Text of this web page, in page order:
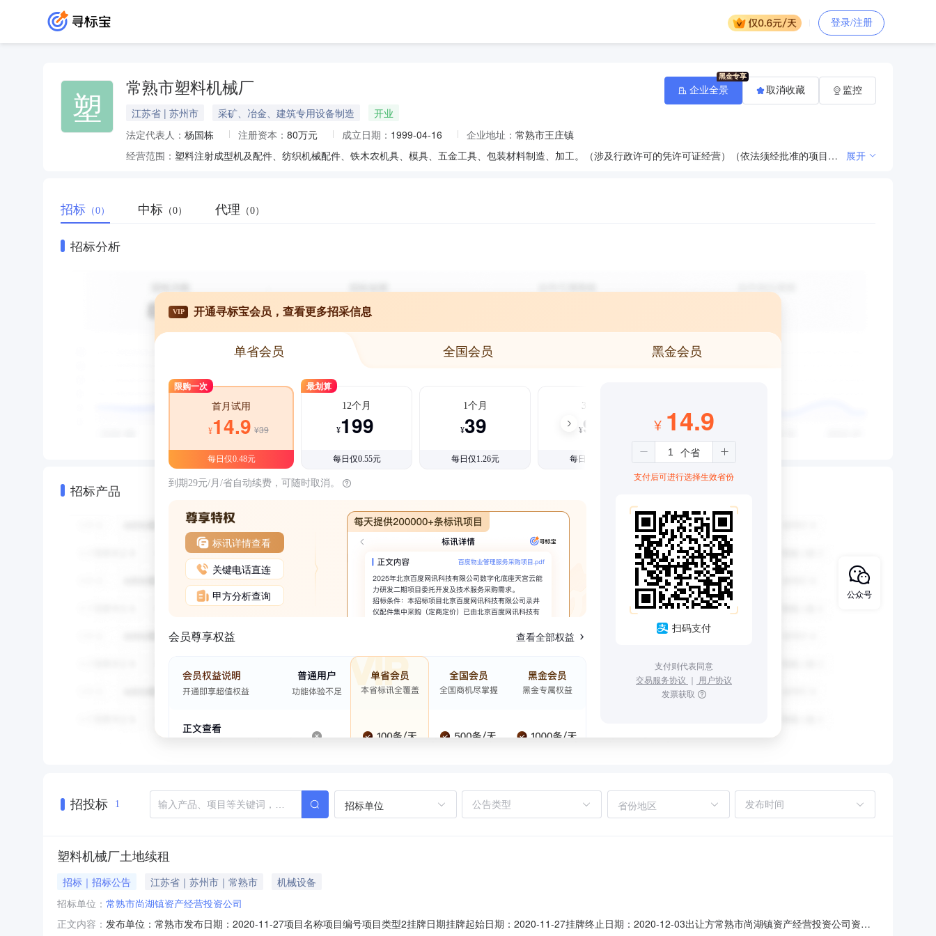
登录/注册
塑 常熟市塑料机械厂
江苏省 | 苏州市 采矿、冶金、建筑专用设备制造
开业
法定代表人： 杨国栋 注册资本： 80万元 成立日期： 1999-04-16 企业地址： 常熟市王庄镇
经营范围：
塑料注射成型机及配件、纺织机械配件、铁木农机具、模具、五金工具、包装材料制造、加工。（涉及行政许可的凭许可证经营）（依法须经批准的项目，经相关部门批准后方可开展经营活动） 一般项目：塑料制品制造（除依法须经批准的项目外，凭营业执照依法自主开展经营活动） 展开
企业全景 取消收藏 监控
招标 （0） 中标 （0） 代理 （0）
招标分析
招标产品
VIP 开通寻标宝会员，查看更多招采信息
单省会员 全国会员 黑金会员
限购一次
首月试用
¥14.9 ¥39
每日仅0.48元
最划算
12个月
¥199
每日仅0.55元
1个月
¥39
每日仅1.26元
3个月
¥99
每日仅1.08元
到期29元/月/省自动续费，可随时取消。
标讯详情查看
关键电话直连
甲方分析查询
会员尊享权益 查看全部权益
¥ 14.9
支付后可进行选择生效省份
扫码支付
支付则代表同意
交易服务协议 ｜ 用户协议
发票获取
招投标 1 招标单位 省份地区
塑料机械厂土地续租
招标｜招标公告 江苏省｜苏州市｜常熟市
机械设备
招标单位： 常熟市尚湖镇资产经营投资公司
正文内容： 发布单位：常熟市发布日期：2020-11-27项目名称项目编号项目类型2挂牌日期挂牌起始日期：2020-11-27挂牌终止日期：2020-12-03出让方常熟市尚湖镇资产经营投资公司资产
公众号